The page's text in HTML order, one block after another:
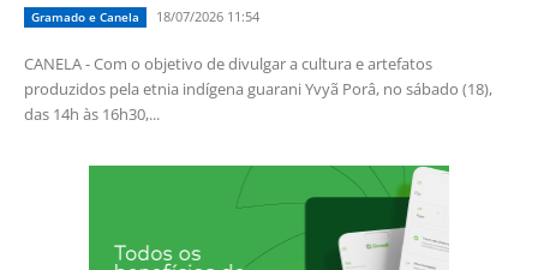
Gramado e Canela 18/07/2026 11:54
CANELA - Com o objetivo de divulgar a cultura e artefatos
produzidos pela etnia indígena guarani Yvyã Porâ, no sábado (18),
das 14h às 16h30,...